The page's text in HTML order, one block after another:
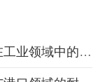
上一篇 : 探析韶欣生产的耐磨衬板在工业领域中的广泛应用